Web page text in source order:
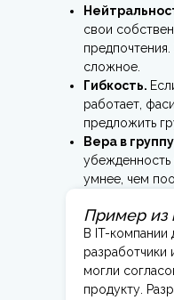
свои
сложное.
Гибкость.
работает,
предложить
Вера в
умнее, чем
Пример из
В IT-компании
могли
продукту.